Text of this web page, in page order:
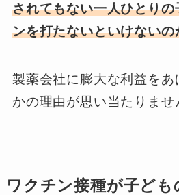
されてもない一人ひとり
ンを打たないといけないの
製薬会社に膨大な利益をあ
かの理由が思い当たりませ
ワクチン接種が子ど